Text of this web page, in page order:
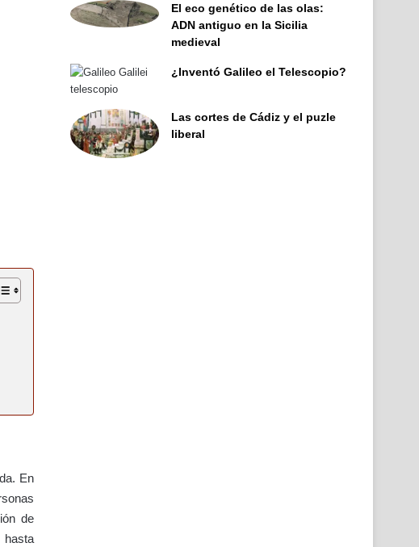
En
de
hasta
El eco genético de las olas:
ADN antiguo en la Sicilia
medieval
¿Inventó Galileo el Telescopio?
Las cortes de Cádiz y el puzle
liberal